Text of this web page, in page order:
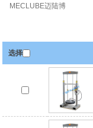
MECLUBE迈陆博
选择